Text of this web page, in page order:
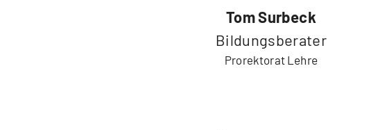
Tom Surbeck
Bildungsberater
Prorektorat Lehre